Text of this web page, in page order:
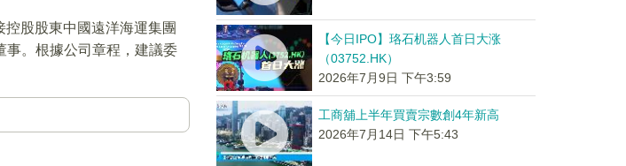
股股東中國遠洋海運集團
事。根據公司章程，建議委
【今日IPO】珞石机器人首日大涨
（03752.HK）
2026年7月9日 下午3:59
工商舖上半年買賣宗數創4年新高
2026年7月14日 下午5:43